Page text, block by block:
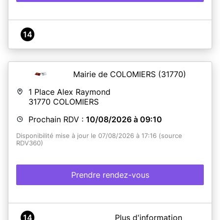
14
Mairie de COLOMIERS (31770)
1 Place Alex Raymond
31770 COLOMIERS
Prochain RDV : 10/08/2026 à 09:10
Disponibilité mise à jour le 07/08/2026 à 17:16 (source
RDV360)
Prendre rendez-vous
A propos de Démarches PIÈCES d'IDENTITÉ - MAIRIE
14 Plus d'information